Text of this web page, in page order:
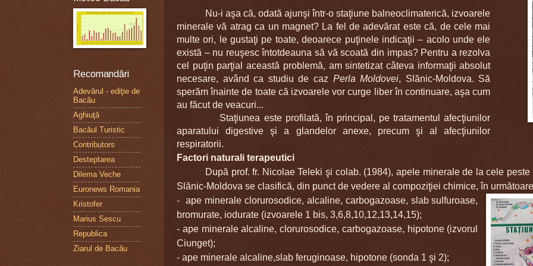
Nu-i aşa că, odată ajunşi într-o staţiune balneoclimaterică, izvoarele
minerale vă atrag ca un magnet? La fel de adevărat este că, de cele mai
multe ori, le gustaţi pe toate, deoarece puţinele indicaţii – acolo unde ele
există – nu reuşesc întotdeauna să vă scoată din impas? Pentru a rezolva
cel puţin parţial această problemă, am sintetizat câteva informaţii absolut
necesare, având ca studiu de caz Perla Moldovei, Slănic-Moldova. Să
sperăm înainte de toate că izvoarele vor curge liber în continuare, aşa cum
au făcut de veacuri...
Staţiunea este profilată, în principal, pe tratamentul afecţiunilor
aparatului digestive şi a glandelor anexe, precum şi al afecţiunilor
respiratorii.
Factori naturali terapeutici
După prof. fr. Nicolae Teleki şi colab. (1984), apele minerale de la cele
Slănic-Moldova se clasifică, din punct de vedere al compoziţiei chimice, în
- ape minerale clorurosodice, alcaline, carbogazoase, slab sulfuroase,
bromurate, iodurate (izvoarele 1 bis, 3,6,8,10,12,13,14,15);
- ape minerale alcaline, clorurosodice, carbogazoase, hipotone (izvorul
Ciunget);
- ape minerale alcaline,slab feruginoase, hipotone (sonda 1 şi 2);
Recomandări
Adevărul - ediţie de
Bacău
Aghiuţă
Bacăul Turistic
Contributors
Desteptarea
Dilema Veche
Euronews Romania
Kristofer
Marius Sescu
Republica
Ziarul de Bacău